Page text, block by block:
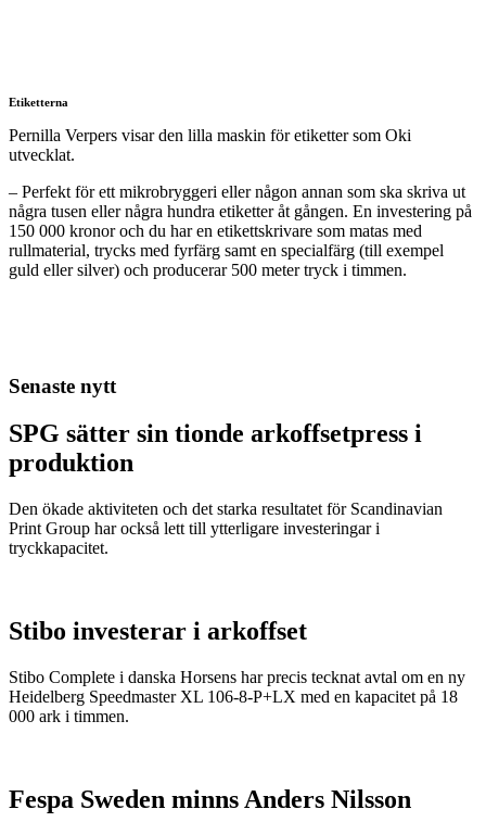
Etiketterna
Pernilla Verpers visar den lilla maskin för etiketter som Oki
utvecklat.
– Perfekt för ett mikrobryggeri eller någon annan som ska skriva ut
några tusen eller några hundra etiketter åt gången. En investering på
150 000 kronor och du har en etikettskrivare som matas med
rullmaterial, trycks med fyrfärg samt en specialfärg (till exempel
guld eller silver) och producerar 500 meter tryck i timmen.
Senaste nytt
SPG sätter sin tionde arkoffsetpress i
produktion
Den ökade aktiviteten och det starka resultatet för Scandinavian
Print Group har också lett till ytterligare investeringar i
tryckkapacitet.
Stibo investerar i arkoffset
Stibo Complete i danska Horsens har precis tecknat avtal om en ny
Heidelberg Speedmaster XL 106-8-P+LX med en kapacitet på 18
000 ark i timmen.
Fespa Sweden minns Anders Nilsson